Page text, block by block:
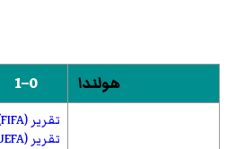
هولندا
0–1
تقرير (FIFA)
تقرير (UEFA)